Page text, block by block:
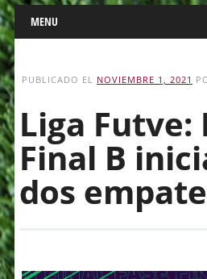
Main menu
Skip
to
content
MENU
PUBLICADO EL NOVIEMBRE 1, 2021
Liga Futve:
Final B
dos